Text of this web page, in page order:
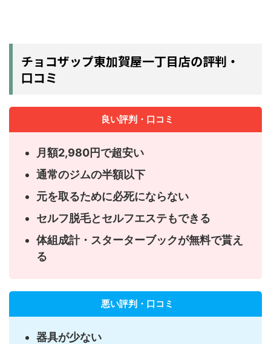
チョコザップ東加賀屋一丁目店の評判・
口コミ
良い評判・口コミ
月額2,980円で超安い
通常のジムの半額以下
元を取るために必死にならない
セルフ脱毛とセルフエステもできる
体組成計・スターターブックが無料で貰え
る
悪い評判・口コミ
器具が少ない